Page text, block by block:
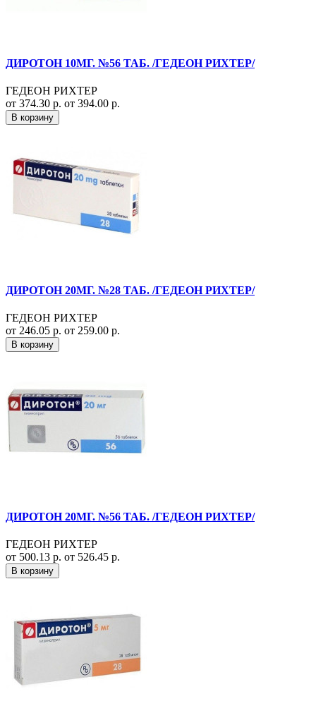
ДИРОТОН 10МГ. №56 ТАБ. /ГЕДЕОН РИХТЕР/
ГЕДЕОН РИХТЕР
от 374.30 р. от 394.00 р.
В корзину
ДИРОТОН 20МГ. №28 ТАБ. /ГЕДЕОН РИХТЕР/
ГЕДЕОН РИХТЕР
от 246.05 р. от 259.00 р.
В корзину
ДИРОТОН 20МГ. №56 ТАБ. /ГЕДЕОН РИХТЕР/
ГЕДЕОН РИХТЕР
от 500.13 р. от 526.45 р.
В корзину